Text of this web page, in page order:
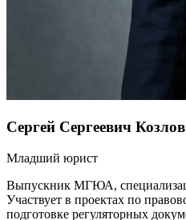
Сергей Сергеевич Козлов
Младший юрист
Выпускник МГЮА,
Участвует в проектах по
подготовке регуляторных